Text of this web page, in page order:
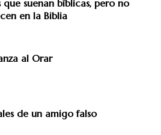
que suenan bíblicas, pero no
en la Biblia
al Orar
de un amigo falso